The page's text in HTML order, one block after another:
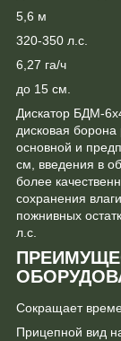
5,6 м
320-350 л.с.
6,27 га/ч
до 15 см.
Дискатор БДМ-
дисковая
основной и
см, введения в
более
сохранения
пожнивных
л.с.
Cокращает
Прицепной вид